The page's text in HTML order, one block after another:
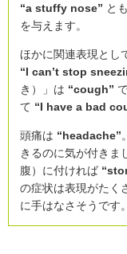
“a stuffy nose” と
を与えます。
ほかに関連表現とし
“I can’t stop
き）」は “cough”
て “I have a bad
頭痛は “headache”
きるのに気が付きま
腹）に付ければ
の症状は表現がたく
に手はなさそうです。